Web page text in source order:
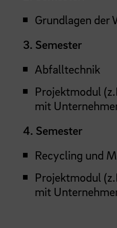
Grundlagen der
3. Semester
Abfalltechnik
Projektmodul
mit
4. Semester
Recycling und
Projektmodul
mit